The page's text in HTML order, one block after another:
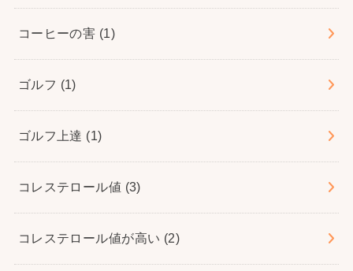
コーヒーの害 (1)
ゴルフ (1)
ゴルフ上達 (1)
コレステロール値 (3)
コレステロール値が高い (2)